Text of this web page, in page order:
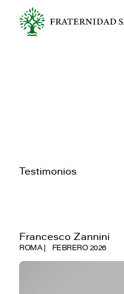
Testimonios
Francesco Zannini
ROMA FEBRERO 2026